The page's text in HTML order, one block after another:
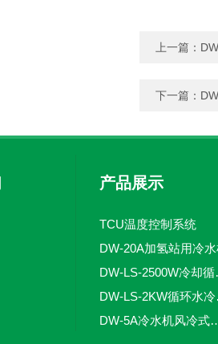
上一篇：
下一篇：
产品展示
TCU温度控制系统
DW-20A加氢站用冷
DW-
DW-5A冷水机